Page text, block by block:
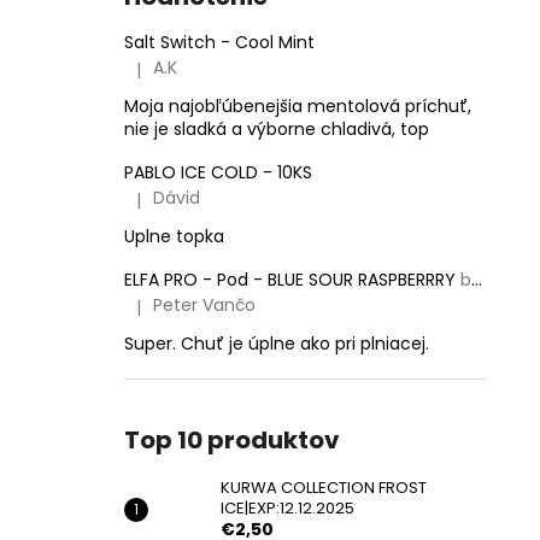
Salt Switch - Cool Mint
Hodnotenie produktu je 5 z 5 hviezdičiek.
| A.K
Moja najobľúbenejšia mentolová príchuť,
nie je sladká a výborne chladivá, top
PABLO ICE COLD - 10KS
Hodnotenie produktu je 5 z 5 hviezdičiek.
| Dávid
Uplne topka
ELFA PRO - Pod - BLUE SOUR RASPBERRRY balenie obsahuje 2 pody!
Hodnotenie produktu je 5 z 5 hviezdičiek.
| Peter Vančo
Super. Chuť je úplne ako pri plniacej.
Top 10 produktov
KURWA COLLECTION FROST
ICE|EXP:12.12.2025
€2,50
KURWA COLLECTION FROST
€2,50
Pôvodne: